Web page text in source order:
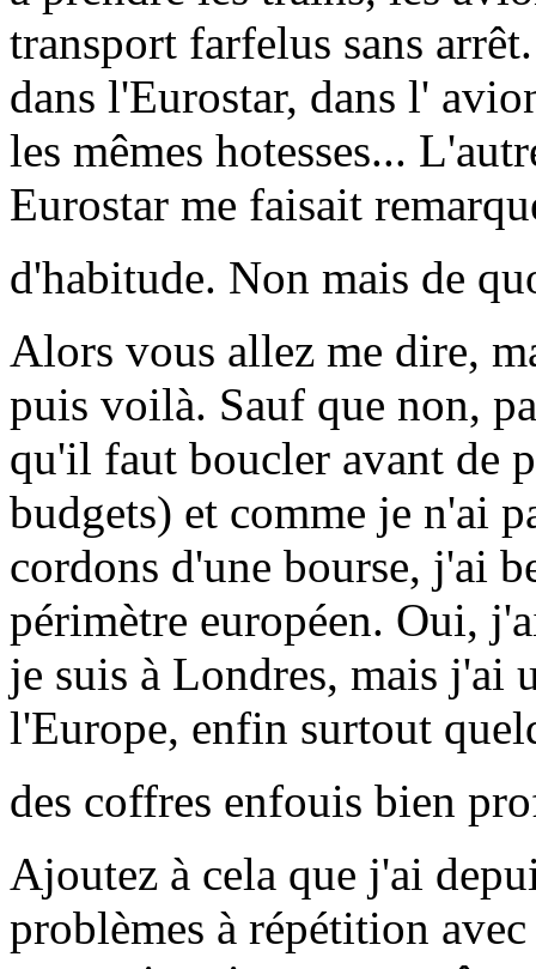
transport farfelus sans
dans l'Eurostar, dans l'
les mêmes hotesses...
Eurostar me faisait
d'habitude. Non mais de
Alors vous allez me dire,
puis voilà. Sauf que non,
qu'il faut boucler avant de
budgets) et comme je n'ai
cordons d'une bourse, j'ai
périmètre européen. Oui,
je suis à Londres, mais
l'Europe, enfin surtout
des coffres enfouis bien
Ajoutez à cela que j'ai
problèmes à répétition